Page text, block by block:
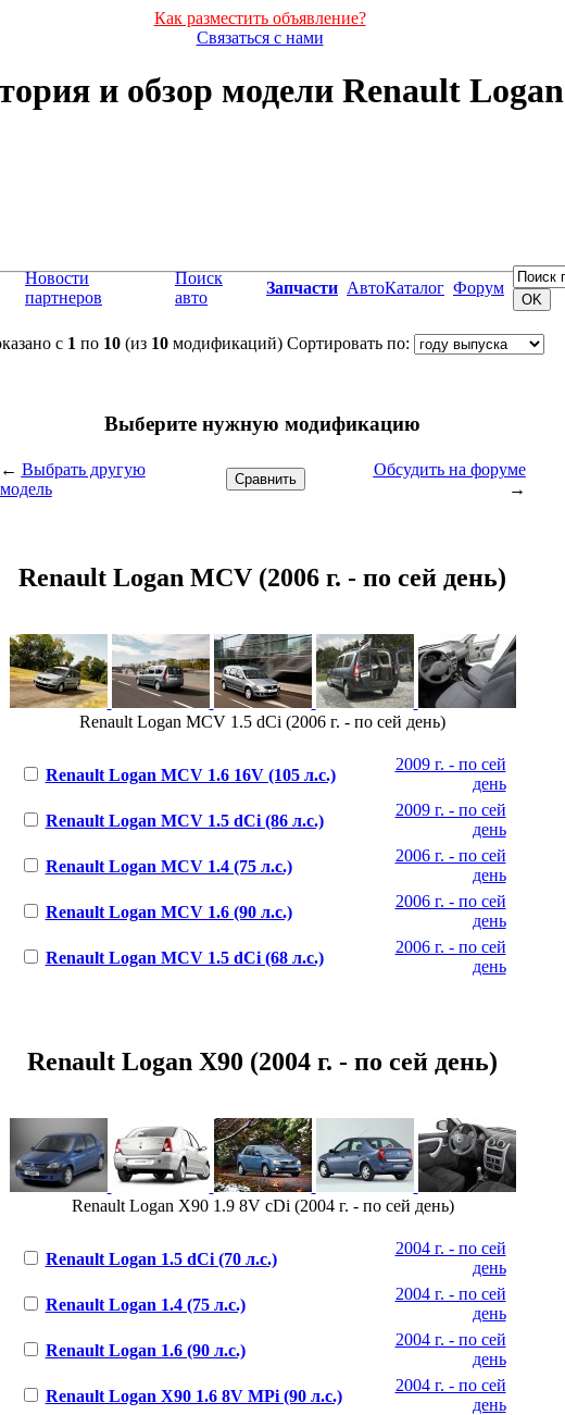
Как разместить объявление?
Связаться с нами
и обзор модели Renault Logan
Новости
партнеров
Поиск
авто
Запчасти АвтоКаталог Форум
с 1 по 10 (из 10 модификаций) Сортировать по:
Выберите нужную модификацию
← Выбрать другую
модель
Обсудить на форуме
→
Renault Logan MCV (2006 г. - по сей день)
Renault Logan MCV 1.5 dCi (2006 г. - по сей день)
Renault Logan MCV 1.6 16V (105 л.с.)
2009 г. - по сей
день
Renault Logan MCV 1.5 dCi (86 л.с.)
2009 г. - по сей
день
Renault Logan MCV 1.4 (75 л.с.)
2006 г. - по сей
день
Renault Logan MCV 1.6 (90 л.с.)
2006 г. - по сей
день
Renault Logan MCV 1.5 dCi (68 л.с.)
2006 г. - по сей
день
Renault Logan X90 (2004 г. - по сей день)
Renault Logan X90 1.9 8V cDi (2004 г. - по сей день)
Renault Logan 1.5 dCi (70 л.с.)
2004 г. - по сей
день
Renault Logan 1.4 (75 л.с.)
2004 г. - по сей
день
Renault Logan 1.6 (90 л.с.)
2004 г. - по сей
день
Renault Logan X90 1.6 8V MPi (90 л.с.)
2004 г. - по сей
день